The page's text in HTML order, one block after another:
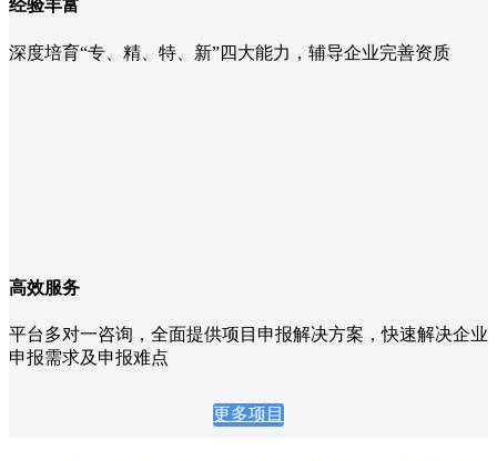
经验丰富
深度培育“专、精、特、新”四大能力，辅导企业完善资质
高效服务
平台多对一咨询，全面提供项目申报解决方案，快速解决企业
申报需求及申报难点
更多项目